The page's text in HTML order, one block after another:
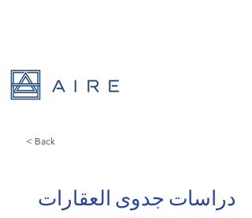
< Back
دراسات جدوى العقارات